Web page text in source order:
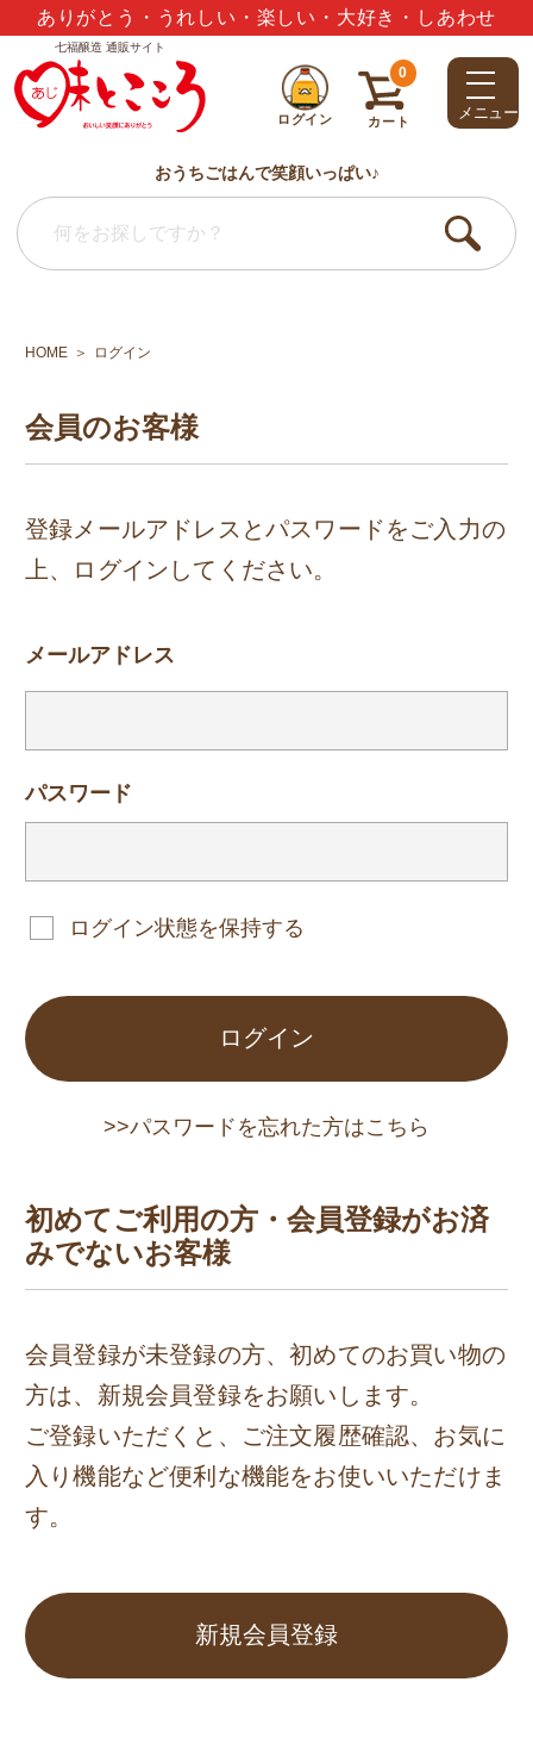
夏のギフトセット3,000円以上で送料無料
七福醸造 通販サイト
ログイン
0
カート メニュー
おうちごはんで笑顔いっぱい♪
HOME ログイン
会員のお客様
登録メールアドレスとパスワードをご入力の
上、ログインしてください。
メールアドレス
パスワード
ログイン状態を保持する
ログイン
>>パスワードを忘れた方はこちら
初めてご利用の方・会員登録がお済
みでないお客様
会員登録が未登録の方、初めてのお買い物の
方は、新規会員登録をお願いします。
ご登録いただくと、ご注文履歴確認、お気に
入り機能など便利な機能をお使いいただけま
す。
新規会員登録